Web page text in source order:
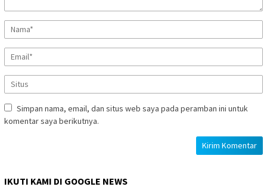
Simpan nama, email, dan situs web saya pada peramban ini untuk
komentar saya berikutnya.
IKUTI KAMI DI GOOGLE NEWS